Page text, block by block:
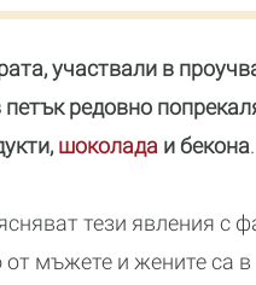
участвали в
редовно
шоколада и бекона.
тези явления с
мъжете и жените са в